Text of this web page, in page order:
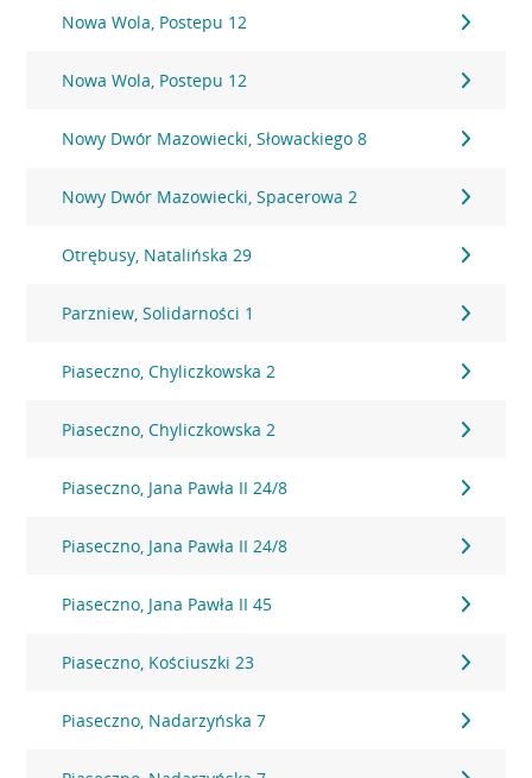
Nowa Wola, Postepu 12
Nowa Wola, Postepu 12
Nowy Dwór Mazowiecki, Słowackiego 8
Nowy Dwór Mazowiecki, Spacerowa 2
Otrębusy, Natalińska 29
Parzniew, Solidarności 1
Piaseczno, Chyliczkowska 2
Piaseczno, Chyliczkowska 2
Piaseczno, Jana Pawła II 24/8
Piaseczno, Jana Pawła II 24/8
Piaseczno, Jana Pawła II 45
Piaseczno, Kościuszki 23
Piaseczno, Nadarzyńska 7